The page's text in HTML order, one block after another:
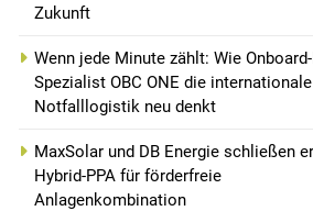
Zukunft
Wenn jede Minute zählt: Wie
Spezialist OBC ONE die internationale
Notfalllogistik neu denkt
MaxSolar und DB Energie schließen
Hybrid-PPA für förderfreie
Anlagenkombination